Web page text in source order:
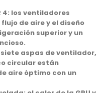
4: los ventiladores
de aire y el diseño
superior y un
siete aspas de ventilador,
circular están
aire óptimo con un